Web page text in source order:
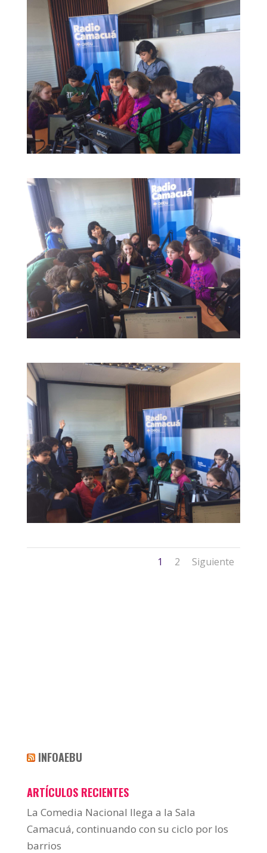
1 2 Siguiente
INFOAEBU
ARTÍCULOS RECIENTES
La Comedia Nacional llega a la Sala
Camacuá, continuando con su ciclo por los
barrios